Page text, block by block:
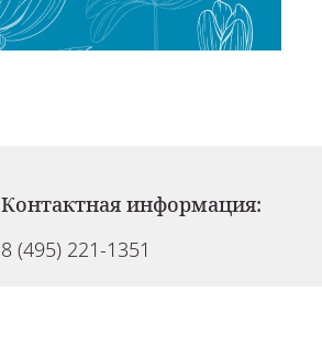
Контактная информация:
8 (495) 221-1351